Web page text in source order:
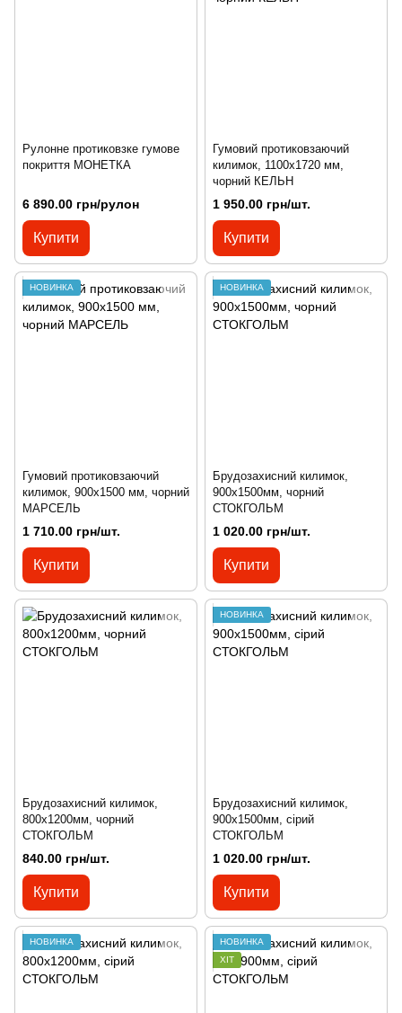
Рулонне протиковзке гумове
покриття МОНЕТКА
6 890.00 грн/рулон
Купити
Гумовий протиковзаючий
килимок, 1100х1720 мм,
чорний КЕЛЬН
1 950.00 грн/шт.
Купити
НОВИНКА
Гумовий протиковзаючий
килимок, 900х1500 мм, чорний
МАРСЕЛЬ
1 710.00 грн/шт.
Купити
НОВИНКА
Брудозахисний килимок,
900х1500мм, чорний
СТОКГОЛЬМ
1 020.00 грн/шт.
Купити
Брудозахисний килимок,
800х1200мм, чорний
СТОКГОЛЬМ
840.00 грн/шт.
Купити
НОВИНКА
Брудозахисний килимок,
900х1500мм, сірий
СТОКГОЛЬМ
1 020.00 грн/шт.
Купити
НОВИНКА
НОВИНКА
ХІТ